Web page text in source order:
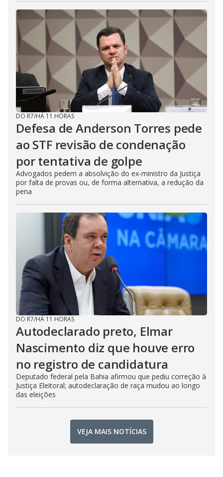
DO R7/HÁ 11 HORAS
Defesa de Anderson Torres pede
ao STF revisão de condenação
por tentativa de golpe
Advogados pedem a absolvição do ex-ministro da Justiça
por falta de provas ou, de forma alternativa, a redução da
pena
DO R7/HÁ 11 HORAS
Autodeclarado preto, Elmar
Nascimento diz que houve erro
no registro de candidatura
Deputado federal pela Bahia afirmou que pediu correção à
Justiça Eleitoral; autodeclaração de raça mudou ao longo
das eleições
VEJA MAIS NOTÍCIAS